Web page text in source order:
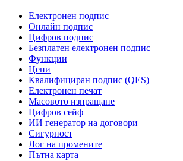
Електронен подпис
Онлайн подпис
Цифров подпис
Безплатен електронен подпис
Функции
Цени
Квалифициран подпис (QES)
Електронен печат
Масовото изпращане
Цифров сейф
ИИ генератор на договори
Сигурност
Лог на промените
Пътна карта